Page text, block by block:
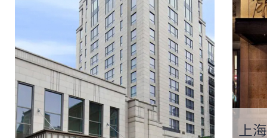
上